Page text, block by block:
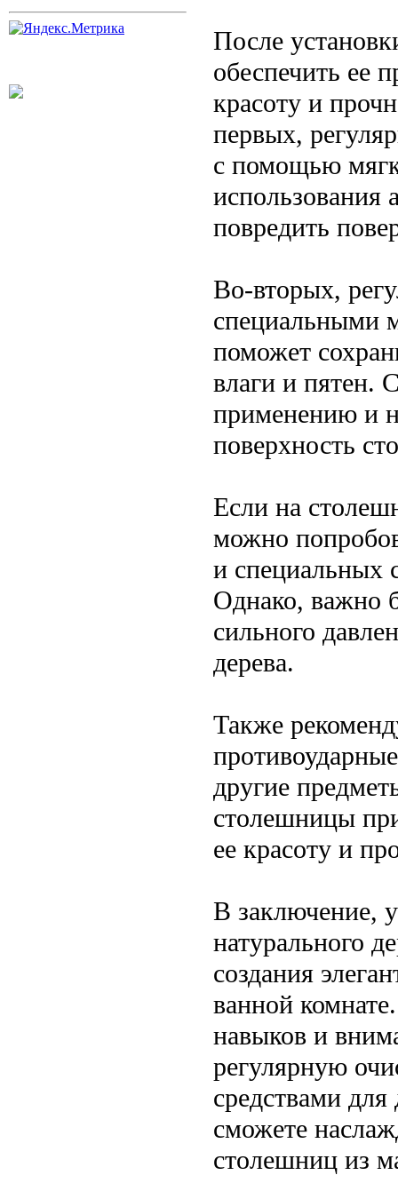
После
обеспечить ее
красоту и
первых,
с помощью
использования
повредить
Во-вторых,
специальными
поможет
влаги и пятен.
применению и
поверхность
Если на
можно
и специальных
Однако, важно
сильного
дерева.
Также
другие
столешницы
ее красоту и
В заключение,
натурального
создания
ванной
навыков и
регулярную
средствами
сможете
столешниц из